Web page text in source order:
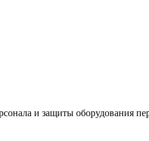
и защиты оборудования